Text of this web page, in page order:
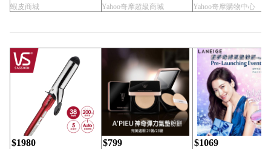
蝦皮商城
Yahoo奇摩超級商城
Yahoo奇摩購物中心
$1980 $799 $1069